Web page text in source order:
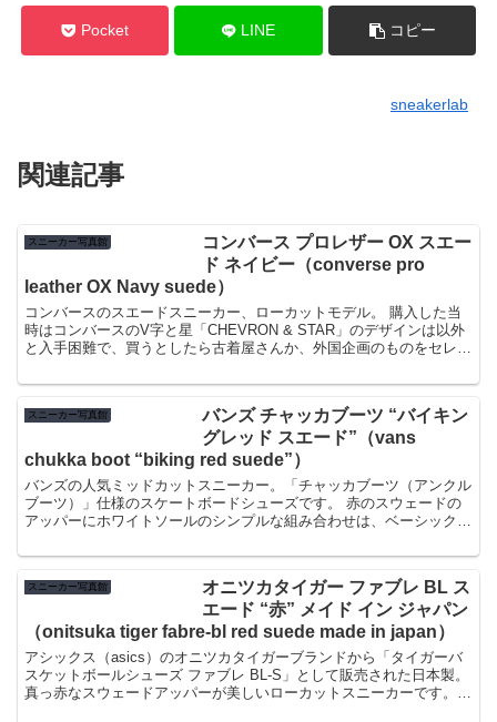
Pocket LINE コピー
sneakerlab
関連記事
スニーカー写真館
コンバース プロレザー OX スエー
ド ネイビー（converse pro
leather OX Navy suede）
コンバースのスエードスニーカー、ローカットモデル。 購入した当
時はコンバースのV字と星「CHEVRON & STAR」のデザインは以外
と入手困難で、買うとしたら古着屋さんか、外国企画のものをセレク
スニーカー写真館
バンズ チャッカブーツ “バイキン
グレッド スエード”（vans
chukka boot “biking red suede”）
バンズの人気ミッドカットスニーカー。「チャッカブーツ（アンクル
ブーツ）」仕様のスケートボードシューズです。 赤のスウェードの
アッパーにホワイトソールのシンプルな組み合わせは、ベーシックで
スニーカー写真館
オニツカタイガー ファブレ BL ス
エード “赤” メイド イン ジャパン
（onitsuka tiger fabre-bl red suede made in japan）
アシックス（asics）のオニツカタイガーブランドから「タイガーバ
スケットボールシューズ ファブレ BL-S」として販売された日本製。
真っ赤なスウェードアッパーが美しいローカットスニーカーです。